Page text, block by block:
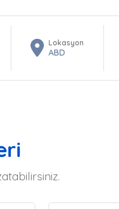
Lokasyon
ABD